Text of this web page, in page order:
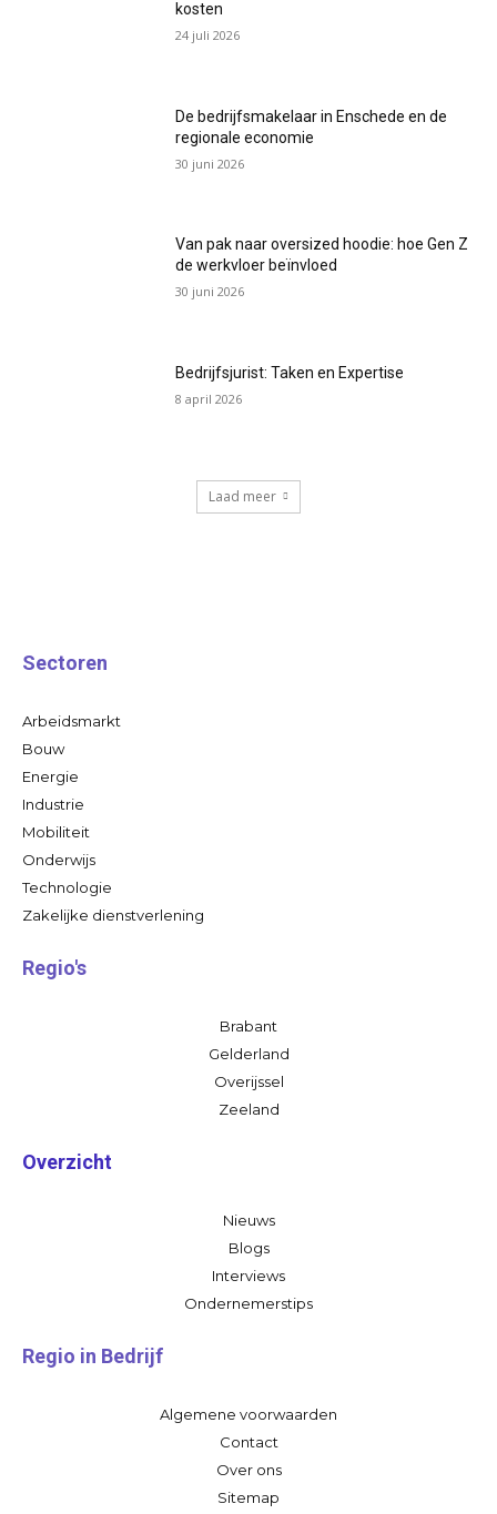
kosten
24 juli 2026
De bedrijfsmakelaar in Enschede en de
regionale economie
30 juni 2026
Van pak naar oversized hoodie: hoe Gen Z
de werkvloer beïnvloed
30 juni 2026
Bedrijfsjurist: Taken en Expertise
8 april 2026
Laad meer
Sectoren
Arbeidsmarkt
Bouw
Energie
Industrie
Mobiliteit
Onderwijs
Technologie
Zakelijke dienstverlening
Regio's
Brabant
Gelderland
Overijssel
Zeeland
Overzicht
Nieuws
Blogs
Interviews
Ondernemerstips
Regio in Bedrijf
Algemene voorwaarden
Contact
Over ons
Sitemap